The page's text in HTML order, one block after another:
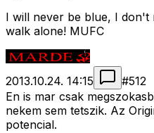
I will never be blue, I
walk alone! MUFC
2013.10.24. 14:15 #512
En is mar csak
nekem sem tetszik. Az
potencial.